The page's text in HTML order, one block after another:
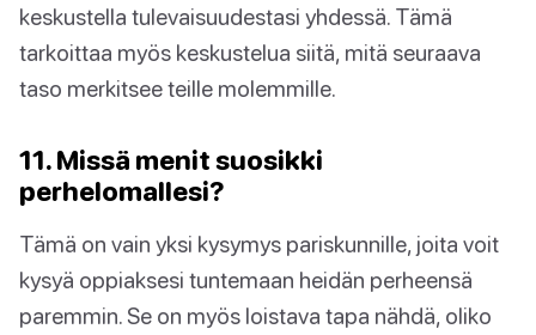
keskustella tulevaisuudestasi yhdessä. Tämä
tarkoittaa myös keskustelua siitä, mitä seuraava
taso merkitsee teille molemmille.
11. Missä menit suosikki
perhelomallesi?
Tämä on vain yksi kysymys pariskunnille, joita voit
kysyä oppiaksesi tuntemaan heidän perheensä
paremmin. Se on myös loistava tapa nähdä, oliko